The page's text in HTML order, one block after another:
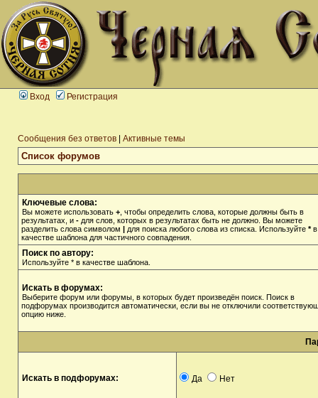
Вход Регистрация
Сообщения без ответов Активные темы
Список форумов
Ключевые слова:
Вы можете использовать + , чтобы определить слова, которые должны быть в
результатах, и - для слов, которых в результатах быть не должно. Вы можете
разделить слова символом | для поиска любого слова из списка. Используйте *в
качестве шаблона для частичного совпадения.
Поиск по автору:
Используйте * в качестве шаблона.
Искать в форумах:
Выберите форум или форумы, в которых будет произведён поиск. Поиск в
подфорумах производится автоматически, если вы не отключили
опцию ниже.
Искать в подфорумах: Да Нет